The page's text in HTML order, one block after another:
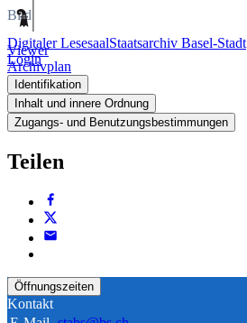
Digitaler LesesaalStaatsarchiv Basel-Stadt
Login
Bild
Viewer
Archivplan
Identifikation
Inhalt und innere Ordnung
Zugangs- und Benutzungsbestimmungen
Teilen
Öffnungszeiten
Kontakt